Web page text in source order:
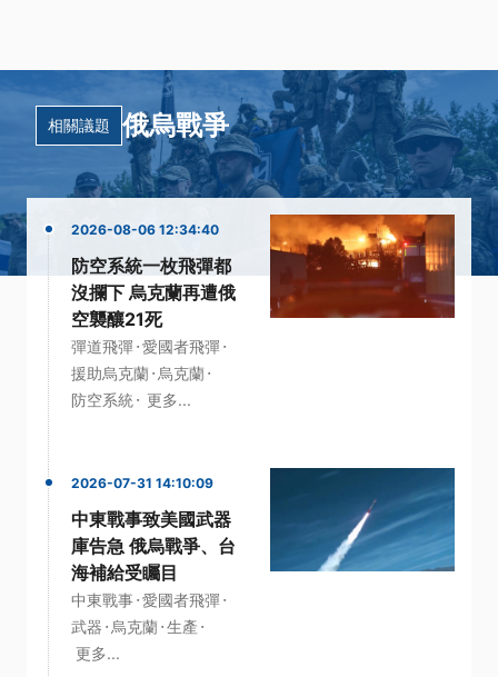
相關議題 俄烏戰爭
2026-08-06 12:34:40
防空系統一枚飛彈都
沒攔下 烏克蘭再遭俄
空襲釀21死
彈道飛彈·愛國者飛彈·
援助烏克蘭· 烏克蘭·
防空系統· 更多...
2026-07-31 14:10:09
中東戰事致美國武器
庫告急 俄烏戰爭、台
海補給受矚目
中東戰事·愛國者飛彈·
武器 · 烏克蘭·生產 ·
更多...